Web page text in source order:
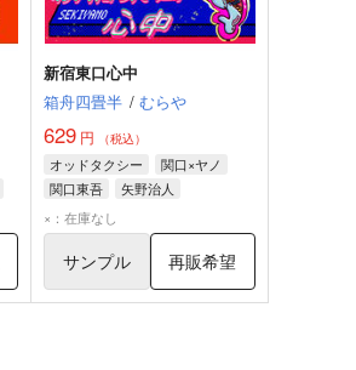
新宿東口心中
箱舟四畳半 / むらや
629 円 （税込）
オッドタクシー
関口×ヤノ
関口東吾
矢野治人
×：在庫なし
サンプル 再販希望